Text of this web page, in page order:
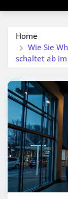
Home
Wie Sie
schaltet ab